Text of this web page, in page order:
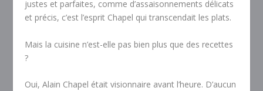
justes et parfaites, comme d’assaisonnements délicats
et précis, c’est l’esprit Chapel qui transcendait les plats.
Mais la cuisine n’est-elle pas bien plus que des recettes
?
Oui, Alain Chapel était visionnaire avant l’heure. D’aucun